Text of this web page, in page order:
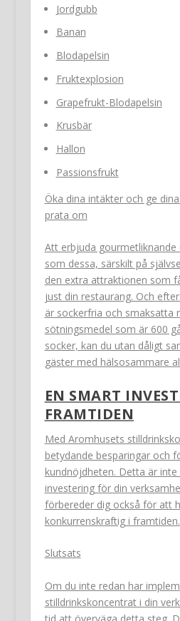
Jordgubb
Banan
Blodapelsin
Fruktexplosion
Grapefrukt-Blodapelsin
Krusbär
Hallon
Passionsfrukt
Öka dina intäkter och ge
prata om
Att erbjuda gourmetliknande
som dessa, särskilt på
den extra attraktionen som
just din restaurang. Och
är sockerfria och smaksatta
sötningsmedel som är 600
socker, kan du utan dåligt
gäster med hälsosammare
EN SMART
FRAMTIDEN
Med Aromhusets
betydande besparingar och
kundnöjdheten. Detta är
investering för din
förbereder dig också för att
konkurrenskraftig i framtiden.
Slutsats
Om du inte redan har
stilldrinkskoncentrat i din
tid att överväga detta steg.